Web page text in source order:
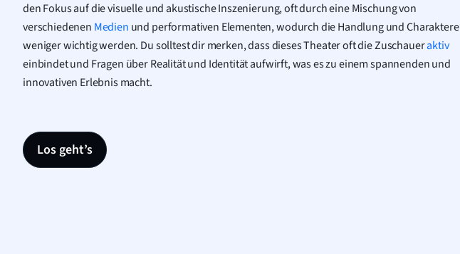
den Fokus auf die visuelle und akustische Inszenierung, oft durch eine Mischung von
verschiedenen Medien und performativen Elementen, wodurch die Handlung und Charaktere
weniger wichtig werden. Du solltest dir merken, dass dieses Theater oft die Zuschaueraktiv
einbindet und Fragen über Realität und Identität aufwirft, was es zu einem spannenden und
innovativen Erlebnis macht.
Los geht’s